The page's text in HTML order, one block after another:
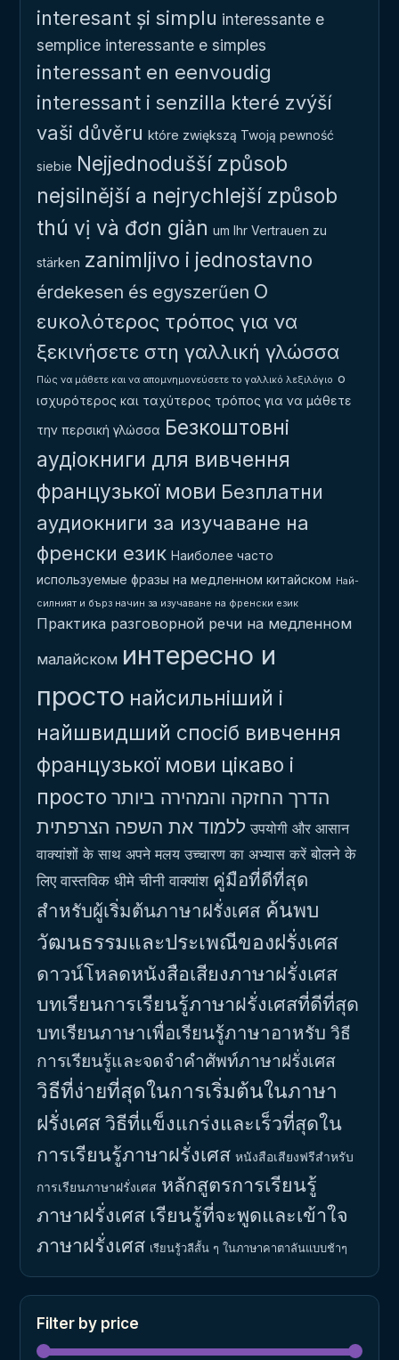
interesant și simplu interessante e
semplice interessante e simples
interessant en eenvoudig
interessant i senzilla které zvýší
vaši důvěru które zwiększą Twoją pewność
siebie Nejjednodušší způsob
nejsilnější a nejrychlejší způsob
thú vị và đơn giản um Ihr Vertrauen zu
stärken zanimljivo i jednostavno
érdekesen és egyszerűen Ο
ευκολότερος τρόπος για να
ξεκινήσετε στη γαλλική γλώσσα
Πώς να μάθετε και να απομνημονεύσετε το γαλλικό λεξιλόγιο ο
ισχυρότερος και ταχύτερος τρόπος για να μάθετε
την περσική γλώσσα Безкоштовні
аудіокниги для вивчення
французької мови Безплатни
аудиокниги за изучаване на
френски език Наиболее часто
используемые фразы на медленном китайском Най-
силният и бърз начин за изучаване на френски език
Практика разговорной речи на медленном
малайском интересно и
просто найсильніший і
найшвидший спосіб вивчення
французької мови цікаво і
просто הדרך החזקה והמהירה ביותר
ללמוד את השפה הצרפתית उपयोगी और आसान
वाक्यांशों के साथ अपने मलय उच्चारण का अभ्यास करें बोलने के
लिए वास्तविक धीमे चीनी वाक्यांश คู่มือที่ดีที่สุด
สำหรับผู้เริ่มต้นภาษาฝรั่งเศส ค้นพบ
วัฒนธรรมและประเพณีของฝรั่งเศส
ดาวน์โหลดหนังสือเสียงภาษาฝรั่งเศส
บทเรียนการเรียนรู้ภาษาฝรั่งเศสที่ดีที่สุด
บทเรียนภาษาเพื่อเรียนรู้ภาษาอาหรับ วิธี
การเรียนรู้และจดจำคำศัพท์ภาษาฝรั่งเศส
วิธีที่ง่ายที่สุดในการเริ่มต้นในภาษา
ฝรั่งเศสวิธีที่แข็งแกร่งและเร็วที่สุดใน
การเรียนรู้ภาษาฝรั่งเศส หนังสือเสียงฟรีสำหรับ
การเรียนภาษาฝรั่งเศส หลักสูตรการเรียนรู้
ภาษาฝรั่งเศส เรียนรู้ที่จะพูดและเข้าใจ
ภาษาฝรั่งเศส เรียนรู้วลีสั้น ๆ ในภาษาคาตาลันแบบช้าๆ
Filter by price